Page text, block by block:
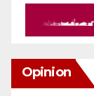
Opinion